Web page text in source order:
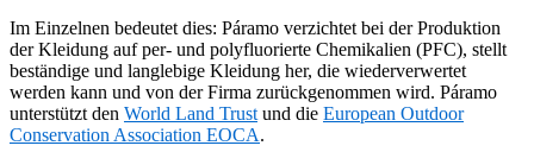
Im Einzelnen bedeutet dies: Páramo verzichtet bei der Produktion
der Kleidung auf per- und polyfluorierte Chemikalien (PFC), stellt
beständige und langlebige Kleidung her, die wiederverwertet
werden kann und von der Firma zurückgenommen wird. Páramo
unterstützt den World Land Trust und die European Outdoor
Conservation Association EOCA.